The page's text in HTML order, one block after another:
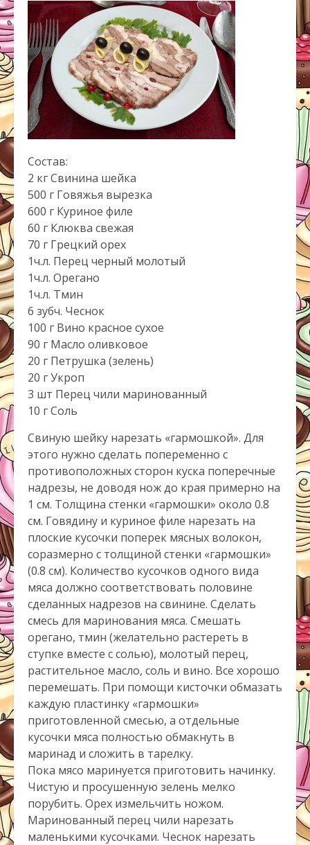
Состав:
2 кг Свинина шейка
500 г Говяжья вырезка
600 г Куриное филе
60 г Клюква свежая
70 г Грецкий орех
1ч.л. Перец черный молотый
1ч.л. Орегано
1ч.л. Тмин
6 зубч. Чеснок
100 г Вино красное сухое
90 г Масло оливковое
20 г Петрушка (зелень)
20 г Укроп
3 шт Перец чили маринованный
10 г Соль
Свиную шейку нарезать «гармошкой». Для
этого нужно сделать попеременно с
противоположных сторон куска поперечные
надрезы, не доводя нож до края примерно на
1 см. Толщина стенки «гармошки» около 0.8
см. Говядину и куриное филе нарезать на
плоские кусочки поперек мясных волокон,
соразмерно с толщиной стенки «гармошки»
(0.8 см). Количество кусочков одного вида
мяса должно соответствовать половине
сделанных надрезов на свинине. Сделать
смесь для маринования мяса. Смешать
орегано, тмин (желательно растереть в
ступке вместе с солью), молотый перец,
растительное масло, соль и вино. Все хорошо
перемешать. При помощи кисточки обмазать
каждую пластинку «гармошки»
приготовленной смесью, а отдельные
кусочки мяса полностью обмакнуть в
маринад и сложить в тарелку.
Пока мясо маринуется приготовить начинку.
Чистую и просушенную зелень мелко
порубить. Орех измельчить ножом.
Маринованный перец чили нарезать
маленькими кусочками. Чеснок нарезать